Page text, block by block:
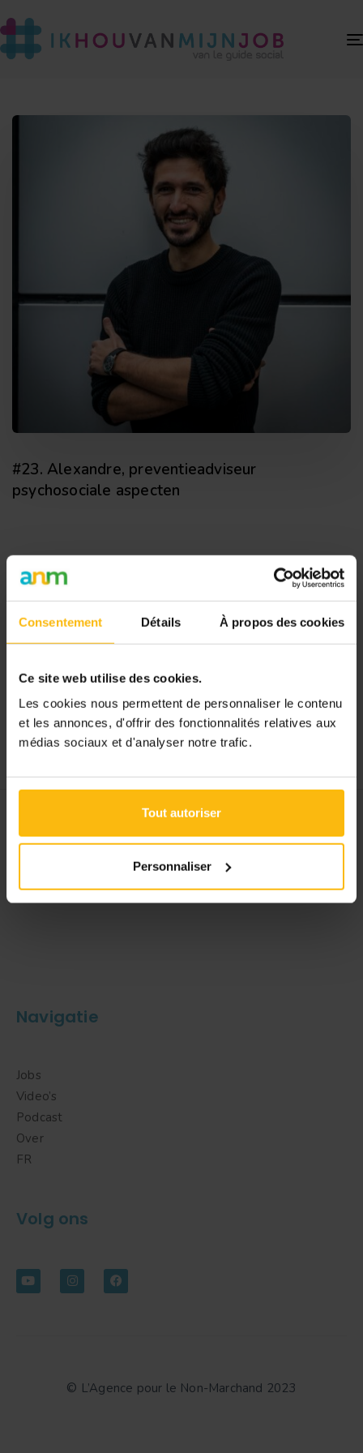
Consentement Détails À propos des cookies
Ce site web utilise des cookies.
Les cookies nous permettent de personnaliser le contenu
et les annonces, d'offrir des fonctionnalités relatives aux
médias sociaux et d'analyser notre trafic.
Tout autoriser
Personnaliser
#23. Alexandre, preventieadviseur
psychosociale aspecten
Initiatief gesteund door
Een initiatief van Le Guide Social
Navigatie
Jobs
Video’s
Podcast
Over
FR
Volg ons
© L’Agence pour le Non-Marchand 2023